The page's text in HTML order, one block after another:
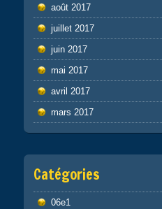
août 2017
juillet 2017
juin 2017
mai 2017
avril 2017
mars 2017
Catégories
06e1